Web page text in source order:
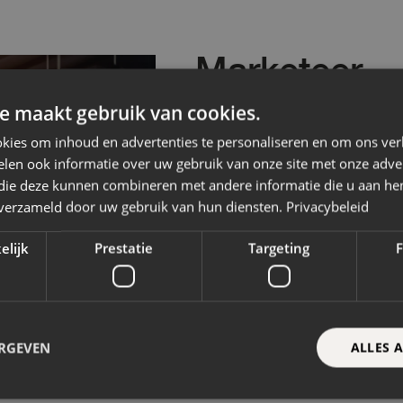
Marketeer
We zoeken een marketeer die
Doorpakt. Die de regie pakt over
ambitieuze bedrijven.
maakt gebruik van cookies.
om inhoud en advertenties te personaliseren en om ons
ook informatie over uw gebruik van onze site met onze
deze kunnen combineren met andere informatie die u aan
door uw gebruik van hun diensten. Privacybeleid
Prestatie Targeting
ALLES